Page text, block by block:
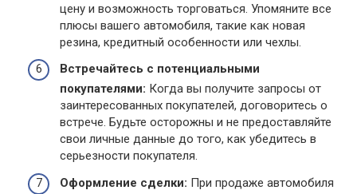
цену и возможность торговаться. Упомяните все
плюсы вашего автомобиля, такие как новая
резина, кредитный особенности или чехлы.
Встречайтесь с потенциальными
покупателями: Когда вы получите запросы от
заинтересованных покупателей, договоритесь о
встрече. Будьте осторожны и не предоставляйте
свои личные данные до того, как убедитесь в
серьезности покупателя.
Оформление сделки: При продаже автомобиля